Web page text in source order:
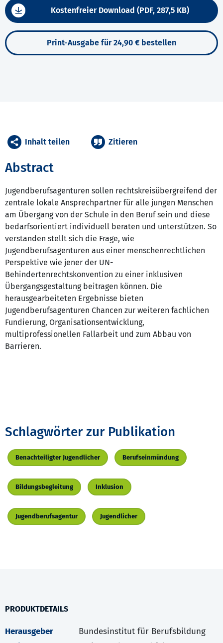
Kostenfreier Download (PDF, 287,5 KB)
Print-Ausgabe für 24,90 € bestellen
Abstract
Jugendberufsagenturen sollen rechtskreisübergreifend der
zentrale lokale Ansprechpartner für alle jungen Menschen
am Übergang von der Schule in den Beruf sein und diese
bedarfsorientiert individuell beraten und unterstützen. So
verstanden stellt sich die Frage, wie
Jugendberufsagenturen aus einer menschenrechtlichen
Perspektive wie jener der UN-
Behindertenrechtskonvention zu einer inklusiven
Übergangsgestaltung beitragen können. Die
herausgearbeiteten Ergebnisse bieten
Jugendberufsagenturen Chancen zur weiteren fachlichen
Fundierung, Organisationsentwicklung,
multiprofessionellen Fallarbeit und zum Abbau von
Barrieren.
Inhalt teilen Zitieren
Schlagwörter zur Publikation
Benachteiligter Jugendlicher Berufseinmündung
Bildungsbegleitung Inklusion
Jugendberufsagentur Jugendlicher
PRODUKTDETAILS
Herausgeber
Bundesinstitut für Berufsbildung